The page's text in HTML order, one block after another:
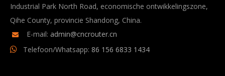
Industrial Park North Road, economische ontwikkelingszone,
Qihe County, provincie Shandong, China.
 E-mail: admin@cncrouter.cn
 Telefoon/Whatsapp: 86 156 6833 1434